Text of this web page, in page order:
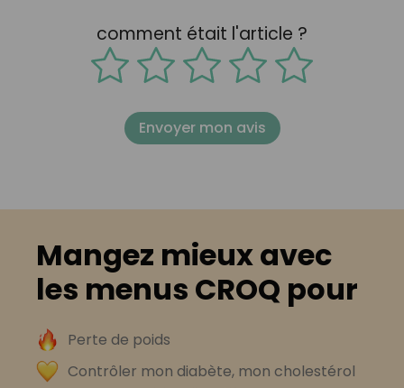
comment était l'article ?
Envoyer mon avis
Mangez mieux avec
les menus CROQ pour
Perte de poids
Contrôler mon diabète, mon cholestérol